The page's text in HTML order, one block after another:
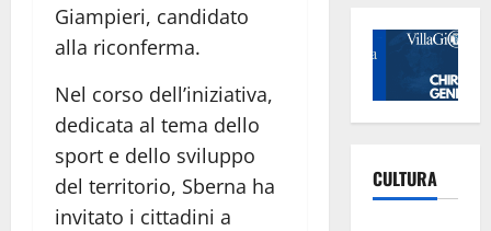
Giampieri, candidato
alla riconferma.
Nel corso dell’iniziativa,
dedicata al tema dello
sport e dello sviluppo
del territorio, Sberna ha
invitato i cittadini a
CULTURA